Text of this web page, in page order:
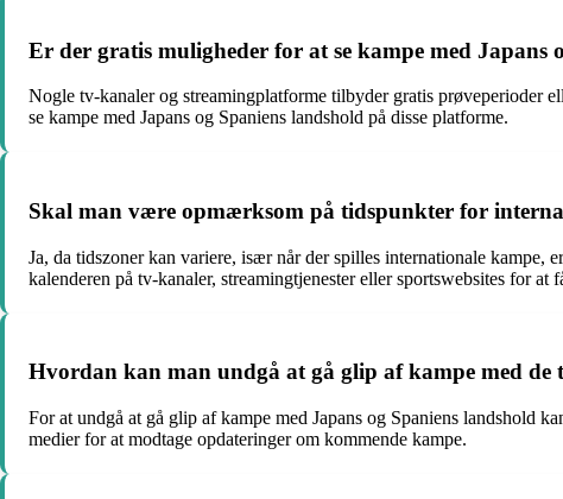
Er der gratis muligheder for at se kampe med Japans
Nogle tv-kanaler og streamingplatforme tilbyder gratis prøveperioder
se kampe med Japans og Spaniens landshold på disse platforme.
Skal man være opmærksom på tidspunkter for
Ja, da tidszoner kan variere, især når der spilles internationale
kalenderen på tv-kanaler, streamingtjenester eller sportswebsites for at
Hvordan kan man undgå at gå glip af kampe med de
For at undgå at gå glip af kampe med Japans og Spaniens landshold
medier for at modtage opdateringer om kommende kampe.